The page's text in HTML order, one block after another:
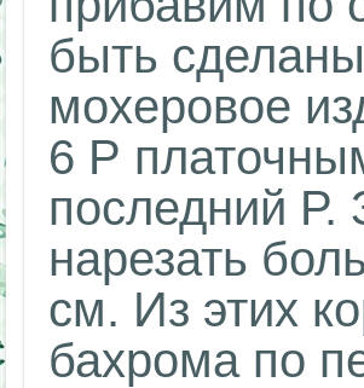
быть
мохеровое
6 Р
последний Р.
нарезать
см. Из этих
бахрома по